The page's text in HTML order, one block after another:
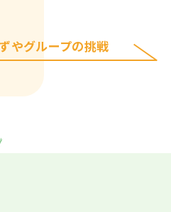
やグループの挑戦